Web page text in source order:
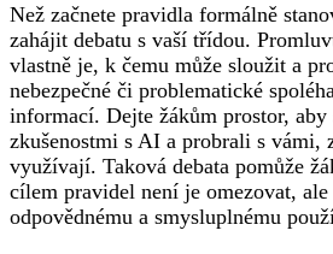
Než začnete pravidla formálně
zahájit debatu s vaší třídou.
vlastně je, k čemu může sloužit a
nebezpečné či problematické
informací. Dejte žákům prostor,
zkušenostmi s AI a probrali s vámi,
využívají. Taková debata pomůže
cílem pravidel není je omezovat,
odpovědnému a smysluplnému